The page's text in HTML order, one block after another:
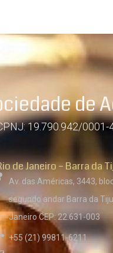
de
19.790.942/0001-
de Janeiro – Barra da
Av. das Américas, 3443,
segundo andar Barra da
Janeiro CEP: 22.631-003
+55 (21) 99811-6211